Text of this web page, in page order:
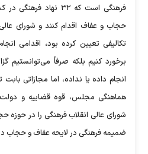
فرهنگی است که ۳۲ نهاد
حجاب و عفاف اقدام کنند و شورای
تکالیفی تعیین کرده بود، اقدامی
برخورد کنیم بلکه صرفاً می‌توانستیم
انجام داده یا نداده، اما مجازاتی
هماهنگی مجلس، قوه قضاییه و
شورای عالی انقلاب فرهنگی را در
ضمیمه فرهنگی در لایحه عفاف و حجاب